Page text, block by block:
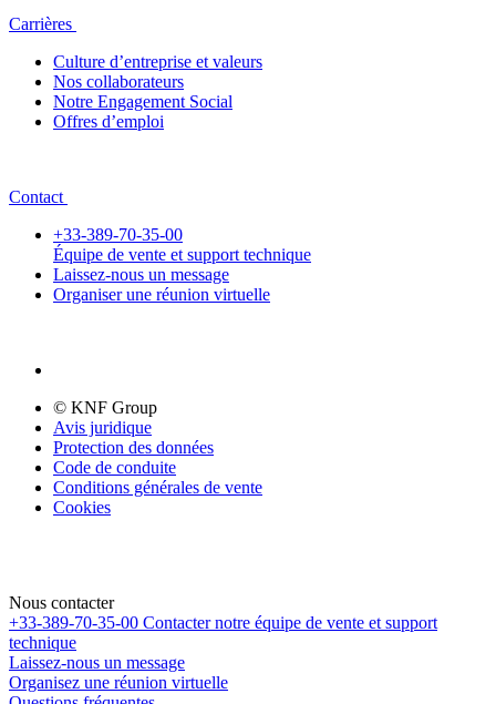
Carrières
Culture d’entreprise et valeurs
Nos collaborateurs
Notre Engagement Social
Offres d’emploi
Contact
+33-389-70-35-00
Équipe de vente et support technique
Laissez-nous un message
Organiser une réunion virtuelle
© KNF Group
Avis juridique
Protection des données
Code de conduite
Conditions générales de vente
Cookies
Nous contacter
+33-389-70-35-00 Contacter notre équipe de vente et support
technique
Laissez-nous un message
Organisez une réunion virtuelle